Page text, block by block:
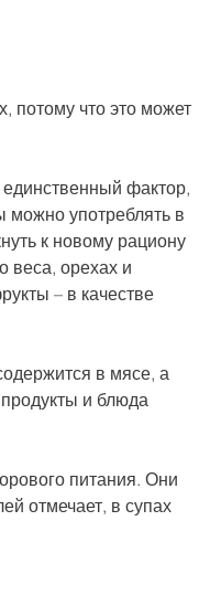
единственный фактор,
можно употреблять в
к новому рациону
веса, орехах и
– в качестве
в мясе, а
и блюда
питания. Они
отмечает, в супах